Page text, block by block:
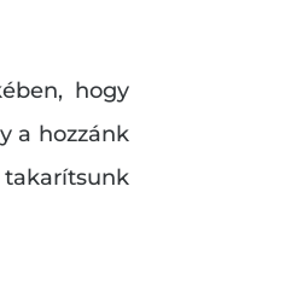
hogy
a hozzánk